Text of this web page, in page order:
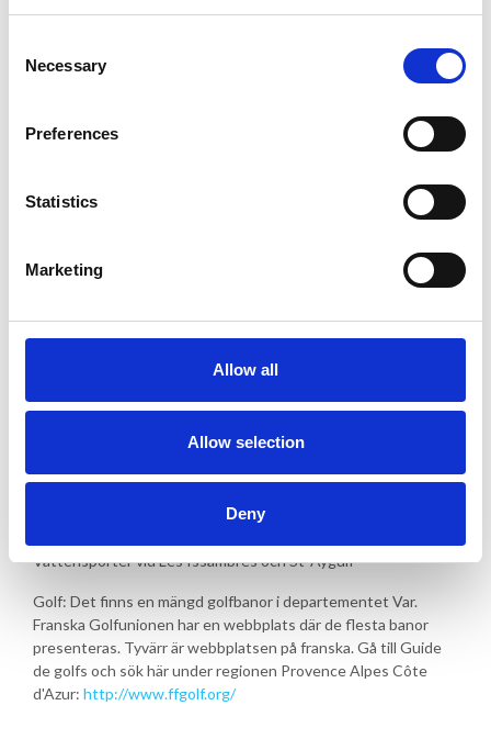
Selection
Necessary
Preferences
Statistics
Marketing
Allow all
Allow selection
Deny
Aktiviteter i Roquebrune-sur-
Många lokala festivaler och parader
http://www.thalassoissambres.com/
Vattensporter vid Les Issambres och St-Aygulf
Golf: Det finns en mängd golfbanor i departementet Var.
Franska Golfunionen har en webbplats där de flesta banor
presenteras. Tyvärr är webbplatsen på franska. Gå till Guide
de golfs och sök här under regionen Provence Alpes Côte
d'Azur: http://www.ffgolf.org/